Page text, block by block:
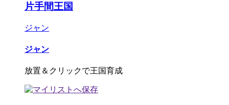
片手間王国
ジャン
ジャン
放置＆クリックで王国育成